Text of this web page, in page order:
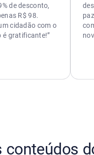
de desconto,
R$ 98.
cidadão com o
é gratificante!”
conteúdos